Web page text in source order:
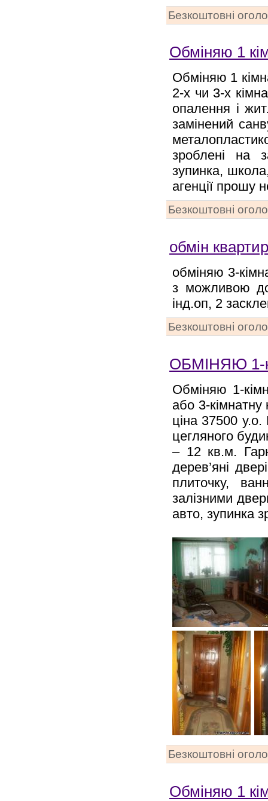
Безкоштовні
Обміняю 1
Обміняю 1
2-х чи 3-х
опалення і
замінений
зроблені на
зупинка,
агенції прошу
Безкоштовні
обмін
обміняю 3-
з можливою
інд.оп, 2
Безкоштовні
ОБМІНЯЮ 1-
Обміняю 1-
або 3-
ціна 37500
цегляного
– 12 кв.м.
дерев’яні
плиточку,
залізними
авто, зупинка
Безкоштовні
Обміняю 1